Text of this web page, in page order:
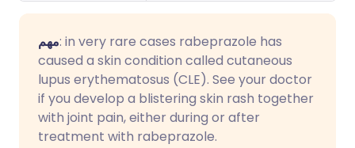
مهم: in very rare cases rabeprazole has
caused a skin condition called cutaneous
lupus erythematosus (CLE). See your doctor
if you develop a blistering skin rash together
with joint pain, either during or after
treatment with rabeprazole.